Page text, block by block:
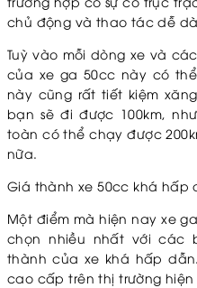
chủ động và thao tác dễ
Tuỳ vào mỗi dòng xe và
của xe ga 50cc này có
này cũng rất tiết kiệm
bạn sẽ đi được 100km,
toàn có thể chạy được
nữa.
Giá thành xe 50cc khá hấp
Một điểm mà hiện nay xe
chọn nhiều nhất với các
thành của xe khá hấp
cao cấp trên thị trường